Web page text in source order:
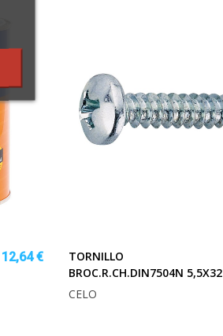
12,64 €
TORNILLO
BROC.R.CH.DIN7504N 5,5X32
CELO